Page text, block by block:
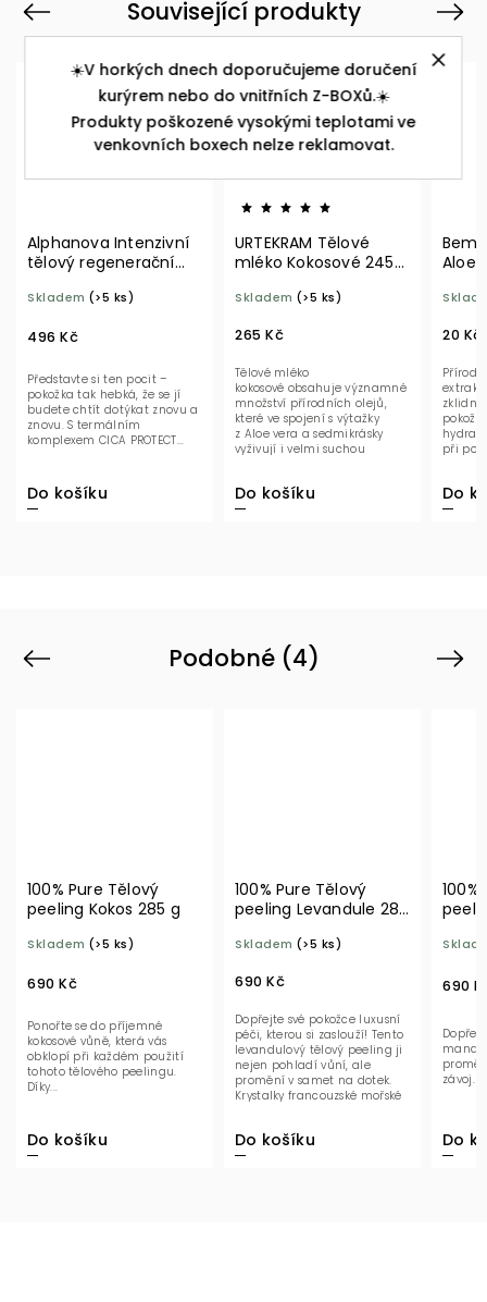
☀️V horkých dnech doporučujeme doručení
kurýrem nebo do vnitřních Z-BOXů.☀️
Produkty poškozené vysokými teplotami ve
venkovních boxech nelze reklamovat.
Související produkty
Previous
Alphanova Intenzivní
tělový regenerační
ml BIO
Skladem (>5 ks)
496 Kč
Do košíku
Představte si ten pocit –
pokožka tak hebká, že se jí
budete chtít dotýkat znovu a
znovu. S termálním
komplexem CICA PROTECT...
URTEKRAM Tělové
mléko Kokosové 245
Skladem (>5 ks)
265 Kč
Do košíku
Tělové mléko
kokosové obsahuje významné
množství přírodních olejů,
které ve spojení s výtažky
z Aloe vera a sedmikrásky
vyživují i velmi suchou
Aloe
20 Kč
Do
zklidní
při
Next
Podobné (4)
Previous
100% Pure Tělový
peeling Kokos 285 g
Skladem (>5 ks)
690 Kč
Do košíku
Ponořte se do příjemné
kokosové vůně, která vás
obklopí při každém použití
tohoto tělového peelingu.
Díky...
100% Pure Tělový
peeling Levandule 285
Skladem (>5 ks)
690 Kč
Do košíku
Dopřejte své pokožce luxusní
péči, kterou si zaslouží! Tento
levandulový tělový peeling ji
nejen pohladí vůní, ale
promění v samet na dotek.
Krystalky francouzské mořské
690
Do
závoj.
Next